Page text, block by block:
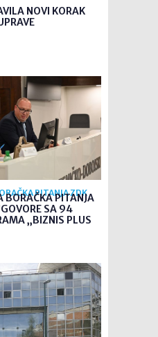
NOVI KORAK
PITANJA ZDK
BORAČKA PITANJA
SA 94
„BIZNIS PLUS